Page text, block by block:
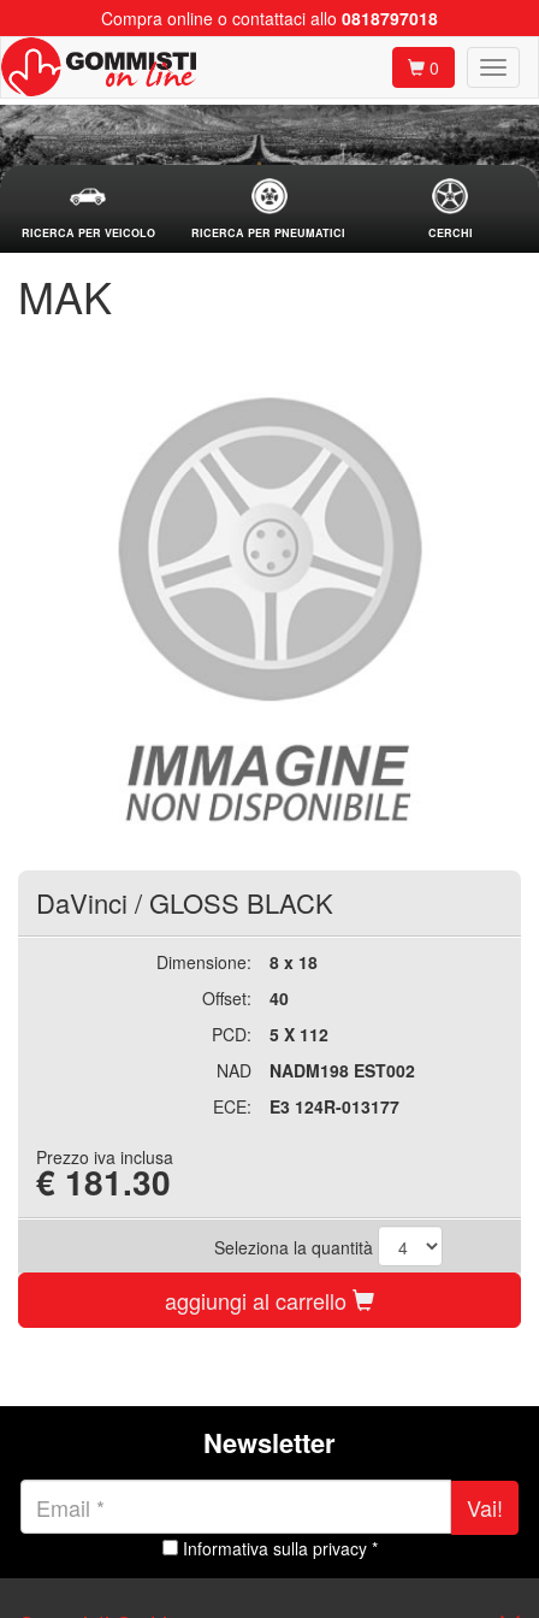
Compra online o contattaci allo 0818797018
0
RICERCA PER VEICOLO RICERCA PER PNEUMATICI CERCHI
MAK
DaVinci / GLOSS BLACK
Dimensione:
8 x 18
Offset:
40
PCD:
5 X 112
NAD
NADM198 EST002
ECE:
E3 124R-013177
Prezzo iva inclusa
€ 181.30
Seleziona la quantità
aggiungi al carrello
Newsletter
Vai!
Informativa sulla privacy *